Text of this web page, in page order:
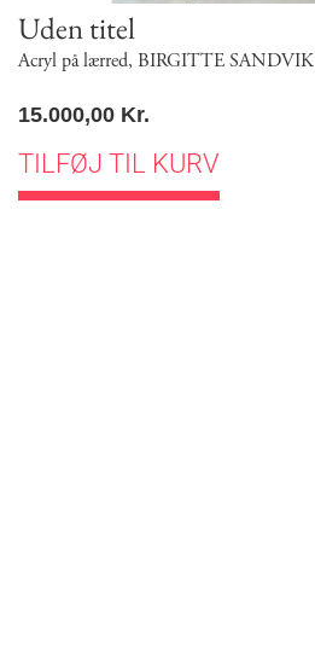
Uden titel
Acryl på lærred, BIRGITTE SANDVIK
15.000,00 Kr.
TILFØJ TIL KURV